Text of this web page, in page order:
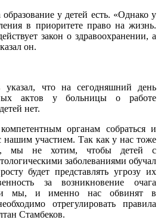
у детей есть. «Однако у
в приоритете право на жизнь.
закон о здравоохранении, а
он.
указал, что на сегодняшний день
актов у больницы о работе
нет.
органам собраться и
участием. Так как у нас тоже
мы не хотим, чтобы детей с
заболеваниями обучал
будет представлять угрозу их
за возникновение очага
мы, и именно нас обвинят в
отрегулировать правила
Стамбеков.